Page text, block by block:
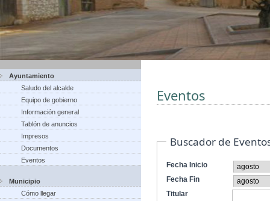
Ayuntamiento
Saludo del alcalde
Equipo de gobierno
Información general
Tablón de anuncios
Impresos
Documentos
Eventos
Municipio
Cómo llegar
Eventos
Buscador de
Fecha Inicio
Fecha Fin
Titular